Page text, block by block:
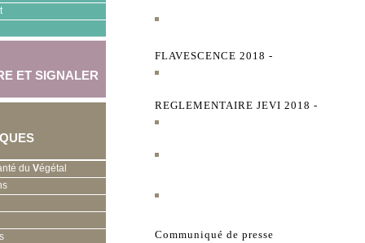
ET SIGNALER
du Végétal
FLAVESCENCE 2018 -
REGLEMENTAIRE JEVI 2018 -
Communiqué de presse